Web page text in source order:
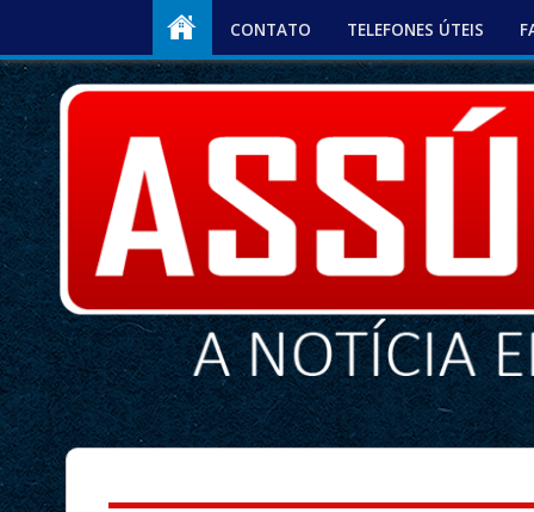
CONTATO TELEFONES ÚTEIS